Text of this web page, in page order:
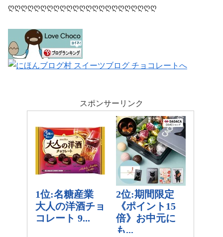
ღღღღღღღღღღღღღღღღღღღღღღღ
スポンサーリンク